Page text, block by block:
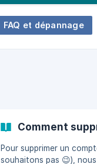
FAQ et dépannage
Comment
Pour supprimer un
souhaitons pas 😉),